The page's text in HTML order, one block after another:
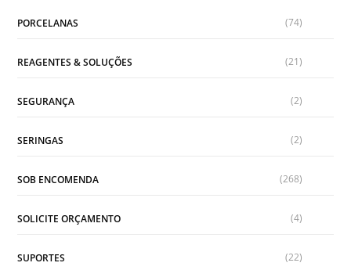
PORCELANAS (74)
REAGENTES & SOLUÇÕES (21)
SEGURANÇA (2)
SERINGAS (2)
SOB ENCOMENDA (268)
SOLICITE ORÇAMENTO (4)
SUPORTES (22)